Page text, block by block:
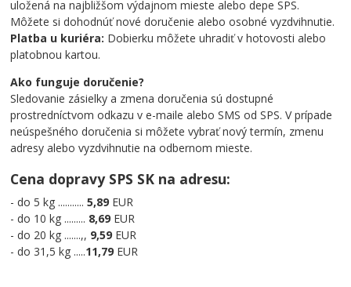
uložená na najbližšom výdajnom mieste alebo depe SPS.
Môžete si dohodnúť nové doručenie alebo osobné vyzdvihnutie.
Platba u kuriéra: Dobierku môžete uhradiť v hotovosti alebo
platobnou kartou.
Ako funguje doručenie?
Sledovanie zásielky a zmena doručenia sú dostupné
prostredníctvom odkazu v e-maile alebo SMS od SPS. V prípade
neúspešného doručenia si môžete vybrať nový termín, zmenu
adresy alebo vyzdvihnutie na odbernom mieste.
Cena dopravy SPS SK na adresu:
- do 5 kg ........... 5,89 EUR
- do 10 kg ......... 8,69 EUR
- do 20 kg .......,, 9,59 EUR
- do 31,5 kg .....11,79 EUR